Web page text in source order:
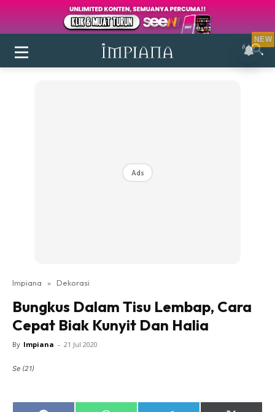
Login|Register
Ruang Makan
Ruang Tamu
Direktori
Ads
Impiana » Dekorasi
Bungkus Dalam Tisu Lembap, Cara
Cepat Biak Kunyit Dan Halia
By Impiana - 21 Jul 2020
Se (21)
NEW